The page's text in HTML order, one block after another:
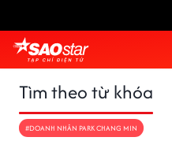
Tìm theo từ khóa
#DOANH NHÂN PARK CHANG MIN